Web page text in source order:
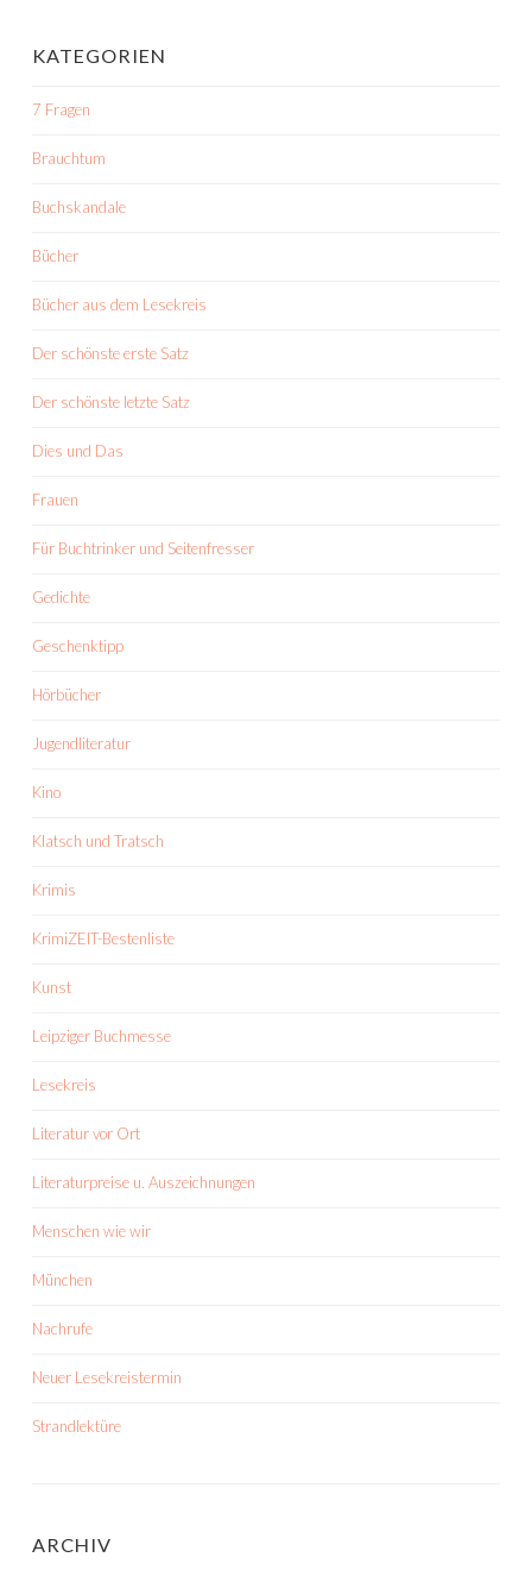
KATEGORIEN
7 Fragen
Brauchtum
Buchskandale
Bücher
Bücher aus dem Lesekreis
Der schönste erste Satz
Der schönste letzte Satz
Dies und Das
Frauen
Für Buchtrinker und Seitenfresser
Gedichte
Geschenktipp
Hörbücher
Jugendliteratur
Kino
Klatsch und Tratsch
Krimis
KrimiZEIT-Bestenliste
Kunst
Leipziger Buchmesse
Lesekreis
Literatur vor Ort
Literaturpreise u. Auszeichnungen
Menschen wie wir
München
Nachrufe
Neuer Lesekreistermin
Strandlektüre
ARCHIV